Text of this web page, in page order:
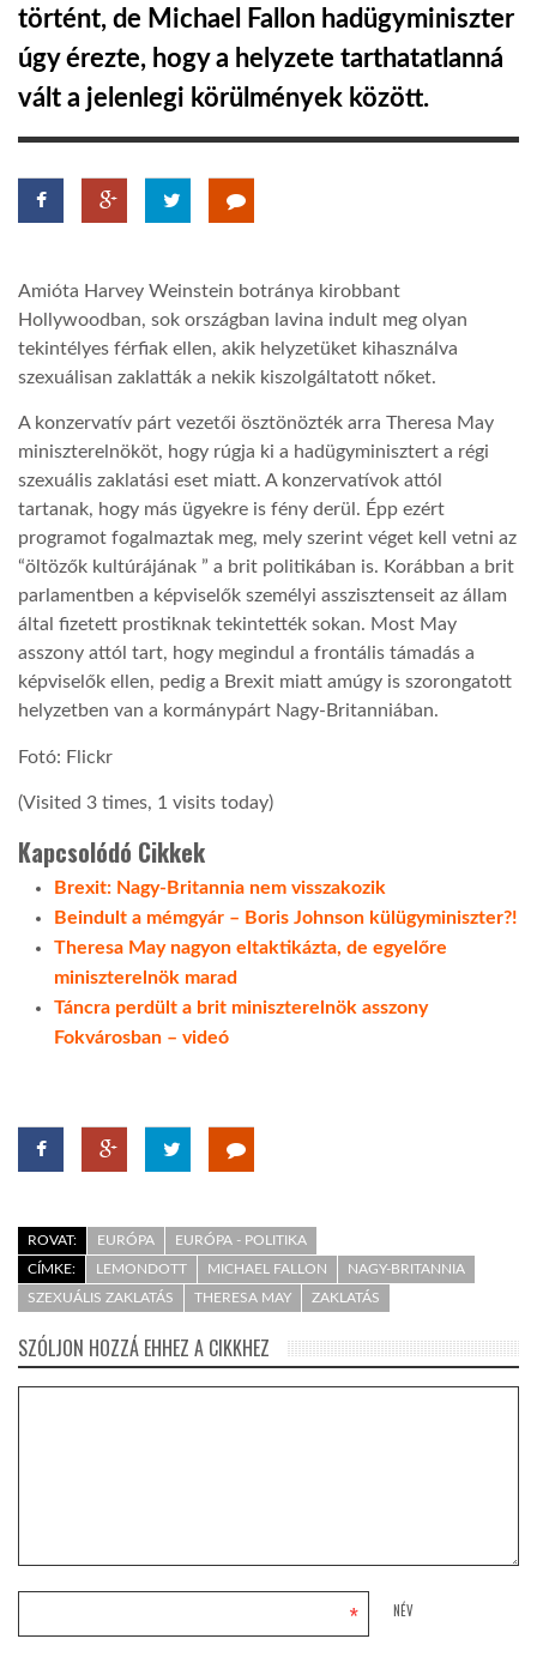
HÍR3D
TROPICALMAGAZIN
A NAP SZÉPE
LINKTR.EE
DOBRAVERO.HU
LATIMO.HU
GLOBOBOOK
történt, de Michael Fallon hadügyminiszter
úgy érezte, hogy a helyzete tarthatatlanná
vált a jelenlegi körülmények között.
Amióta Harvey Weinstein botránya kirobbant
Hollywoodban, sok országban lavina indult meg olyan
tekintélyes férfiak ellen, akik helyzetüket kihasználva
szexuálisan zaklatták a nekik kiszolgáltatott nőket.
A konzervatív párt vezetői ösztönözték arra Theresa May
miniszterelnököt, hogy rúgja ki a hadügyminisztert a régi
szexuális zaklatási eset miatt. A konzervatívok attól
tartanak, hogy más ügyekre is fény derül. Épp ezért
programot fogalmaztak meg, mely szerint véget kell vetni az
“öltözők kultúrájának ” a brit politikában is. Korábban a brit
parlamentben a képviselők személyi asszisztenseit az állam
által fizetett prostiknak tekintették sokan. Most May
asszony attól tart, hogy megindul a frontális támadás a
képviselők ellen, pedig a Brexit miatt amúgy is szorongatott
helyzetben van a kormánypárt Nagy-Britanniában.
Fotó: Flickr
(Visited 3 times, 1 visits today)
Kapcsolódó Cikkek
Brexit: Nagy-Britannia nem visszakozik
Beindult a mémgyár – Boris Johnson külügyminiszter?!
Theresa May nagyon eltaktikázta, de egyelőre
miniszterelnök marad
Táncra perdült a brit miniszterelnök asszony
Fokvárosban – videó
ROVAT: EURÓPA
EURÓPA - POLITIKA
CÍMKE:
LEMONDOTT MICHAEL FALLON
NAGY-BRITANNIA
SZEXUÁLIS ZAKLATÁS
THERESA MAY ZAKLATÁS
SZÓLJON HOZZÁ EHHEZ A CIKKHEZ
NÉV
*